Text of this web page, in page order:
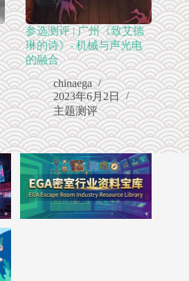
参选测评 | 广州《致艾德
琳的诗》- 机械与声光电
的融合
chinaega
2023年6月2日
主题测评